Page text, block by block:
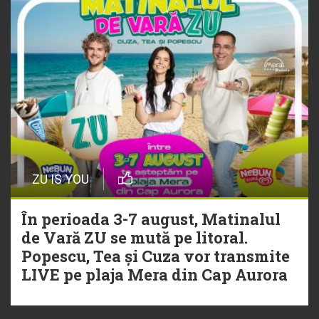
ZU IS YOU
În perioada 3-7 august, Matinalul
de Vară ZU se mută pe litoral.
Popescu, Tea și Cuza vor transmite
LIVE pe plaja Mera din Cap Aurora